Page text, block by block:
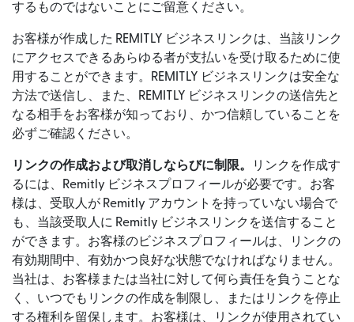
するものではないことにご留意ください。
お客様が作成した REMITLY ビジネスリンクは、当該リンク
にアクセスできるあらゆる者が支払いを受け取るために使
用することができます。REMITLY ビジネスリンクは安全な
方法で送信し、また、REMITLY ビジネスリンクの送信先と
なる相手をお客様が知っており、かつ信頼していることを
必ずご確認ください。
リンクの作成および取消しならびに制限。
リンクを作成す
るには、Remitly ビジネスプロフィールが必要です。お客
様は、受取人が Remitly アカウントを持っていない場合で
も、当該受取人に Remitly ビジネスリンクを送信すること
ができます。お客様のビジネスプロフィールは、リンクの
有効期間中、有効かつ良好な状態でなければなりません。
当社は、お客様または当社に対して何ら責任を負うことな
く、いつでもリンクの作成を制限し、またはリンクを停止
する権利を留保します。お客様は、リンクが使用されてい